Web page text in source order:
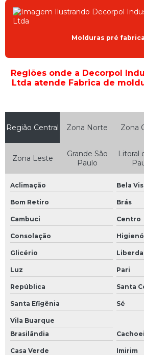
Molduras pré
Regiões onde a Decorpol
Ltda atende Fabrica de
Região Central Zona Norte Zona
Zona Leste
Grande São
Paulo
Litoral
Aclimação Bela
Bom Retiro Brás
Cambuci Centro
Consolação
Glicério
Luz Pari
República Santa
Santa Efigênia Sé
Vila Buarque
Brasilândia
Casa Verde Imirim